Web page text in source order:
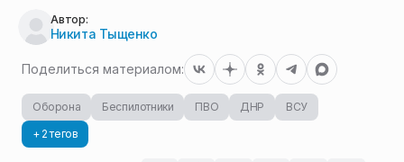
Автор:
Никита Тыщенко
Поделиться материалом:
Оборона Беспилотники ПВО ДНР
ВСУ
+ 2 тегов